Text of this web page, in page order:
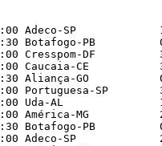
Adeco-SP
Botafogo-PB
Cresspom-DF
Caucaia-CE
Aliança-GO
Portuguesa-SP
Uda-AL
América-MG
Botafogo-PB
Adeco-SP